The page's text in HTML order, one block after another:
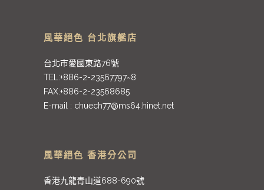
風華絕色 台北旗艦店
台北市愛國東路76號
TEL:+886-2-23567797~8
FAX:+886-2-23568685
E-mail : chuech77@ms64.hinet.net
風華絕色 香港分公司
香港九龍青山道688-690號